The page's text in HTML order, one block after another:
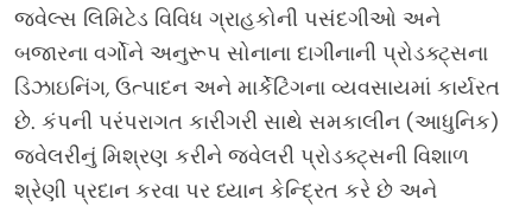
જ્વેલ્સ લિમિટેડ વિવિધ ગ્રાહકોની પસંદગીઓ અને
બજારના વર્ગોને અનુરૂપ સોનાના દાગીનાની પ્રોડક્ટ્સના
ડિઝાઇનિંગ, ઉત્પાદન અને માર્કેટિંગના વ્યવસાયમાં કાર્યરત
છે. કંપની પરંપરાગત કારીગરી સાથે સમકાલીન (આધુનિક)
જ્વેલરીનું મિશ્રણ કરીને જ્વેલરી પ્રોડક્ટ્સની વિશાળ
શ્રેણી પ્રદાન કરવા પર ધ્યાન કેન્દ્રિત કરે છે અને